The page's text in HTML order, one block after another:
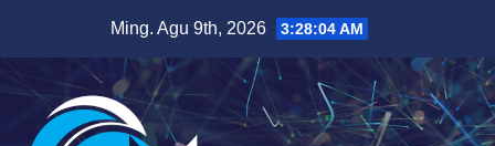
content
Ming. Agu 9th, 2026 3:28:05 AM